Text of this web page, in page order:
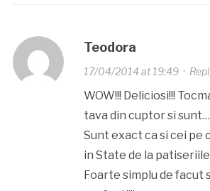
Teodora
17/04/2014 at 19:49·
WOW!!! Deliciosi!!!
tava din cuptor si
Sunt exact ca si cei pe
in State de la
Foarte simplu de facut